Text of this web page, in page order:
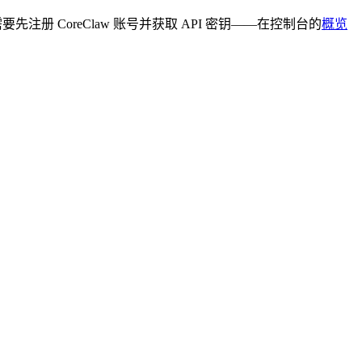
要先注册 CoreClaw 账号并获取 API 密钥——在控制台的概览